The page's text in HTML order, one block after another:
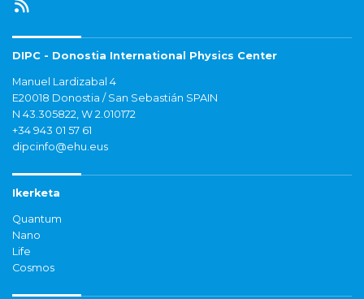
DIPC - Donostia International Physics Center
Manuel Lardizabal 4
E20018 Donostia / San Sebastián SPAIN
N 43.305822, W 2.010172
+34 943 01 57 61
dipcinfo@ehu.eus
Ikerketa
Quantum
Nano
Life
Cosmos